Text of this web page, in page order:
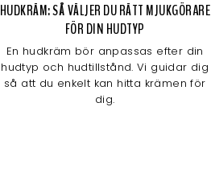
HUDKRÄM: SÅ VÄLJER DU RÄTT MJUKGÖRARE
FÖR DIN HUDTYP
En hudkräm bör anpassas efter din
hudtyp och hudtillstånd. Vi guidar dig
så att du enkelt kan hitta krämen för
dig.